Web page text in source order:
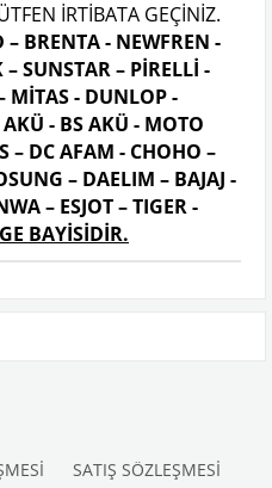
İRTİBATA GEÇİNİZ.
– BRENTA - NEWFREN -
SUNSTAR – PİRELLİ -
MİTAS - DUNLOP -
- BS AKÜ - MOTO
– DC AFAM - CHOHO –
– DAELIM – BAJAJ -
– ESJOT – TIGER -
BAYİSİDİR.
SATIŞ SÖZLEŞMESİ